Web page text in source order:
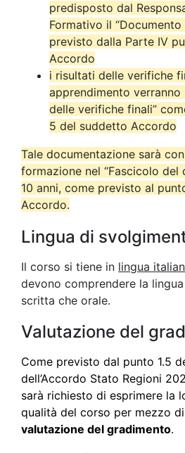
predisposto dal
Formativo il “Documento
previsto dalla Parte IV
Accordo
i risultati delle verifiche
apprendimento verranno
delle verifiche finali”
5 del suddetto Accordo
Tale documentazione sarà
formazione nel “Fascicolo del
10 anni, come previsto al
Accordo.
Lingua di
Il corso si tiene in lingua
devono comprendere la lingua
scritta che orale.
Valutazione del
Come previsto dal punto 1.5
dell’Accordo Stato Regioni
sarà richiesto di esprimere la
qualità del corso per mezzo
valutazione del gradimento.